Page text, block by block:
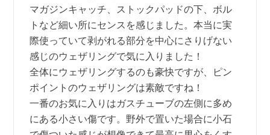
マガジンキャッチ、ストックパッドの下、ボル
トなど細い所にセンスを感じました。本当に実
際使っていて剥がれる部分を中心にさりげない
感じのウェザリングで気に入りました！
全体にウェザリングするのも豪快ですが、ピン
ポイントのウェザリングは素敵ですね！
一番のお気に入りはガスチューブの左側に多め
にある小さい傷です。野外で置いた場合に小石